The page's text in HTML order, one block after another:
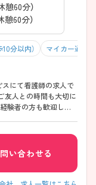
憩60分）
60分）
分以内） マイカー通勤
スにて看護師の求人で
い合わせる